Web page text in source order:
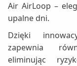
Air AirLoop –
upalne dni.
Dzięki
zapewnia
eliminując